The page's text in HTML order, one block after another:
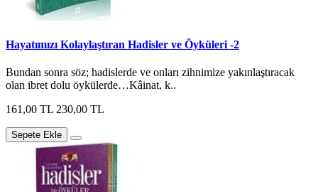
Hayatımızı Kolaylaştıran Hadisler ve Öyküleri -2
Bundan sonra söz; hadislerde ve onları zihnimize yakınlaştıracak
olan ibret dolu öykülerde…Kâinat, k..
161,00 TL 230,00 TL
Sepete Ekle